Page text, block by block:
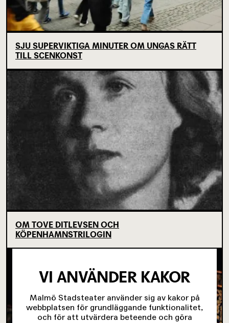
SJU SUPERVIKTIGA MINUTER OM UNGAS RÄTT
TILL SCENKONST
OM TOVE DITLEVSEN OCH
KÖPENHAMNSTRILOGIN
VI ANVÄNDER KAKOR
Malmö Stadsteater använder sig av kakor på
webbplatsen för grundläggande funktionalitet,
och för att utvärdera beteende och göra